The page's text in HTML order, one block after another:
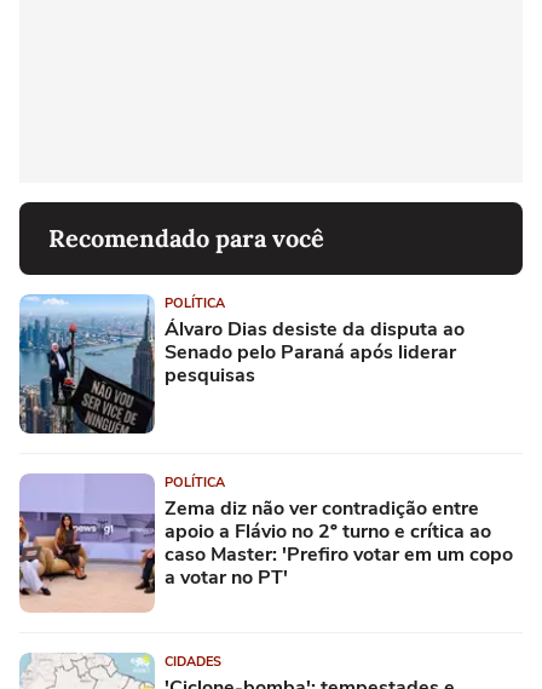
Recomendado para você
POLÍTICA
Álvaro Dias desiste da disputa ao
Senado pelo Paraná após liderar
pesquisas
POLÍTICA
Zema diz não ver contradição entre
apoio a Flávio no 2º turno e crítica ao
caso Master: 'Prefiro votar em um copo
a votar no PT'
CIDADES